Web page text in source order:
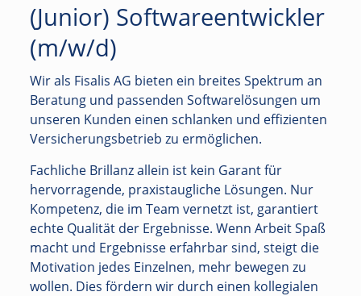
(Junior) Softwareentwickler
(m/w/d)
Wir als Fisalis AG bieten ein breites Spektrum an
Beratung und passenden Softwarelösungen um
unseren Kunden einen schlanken und effizienten
Versicherungsbetrieb zu ermöglichen.
Fachliche Brillanz allein ist kein Garant für
hervorragende, praxistaugliche Lösungen. Nur
Kompetenz, die im Team vernetzt ist, garantiert
echte Qualität der Ergebnisse. Wenn Arbeit Spaß
macht und Ergebnisse erfahrbar sind, steigt die
Motivation jedes Einzelnen, mehr bewegen zu
wollen. Dies fördern wir durch einen kollegialen